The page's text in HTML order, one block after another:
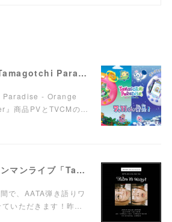
【ナレーション】『Tamagotchi Paradise - Orange Tropics / White Glacier』商品PV／TVCM
Paradise - Orange
商品PVとTVCMの…
【LIVE】弾き語りワンマンライブ「Take it easy!」7/15(水)西荻窪ARTRIONにて開催！
で、AATA弾き語りワ
いただきます！昨…